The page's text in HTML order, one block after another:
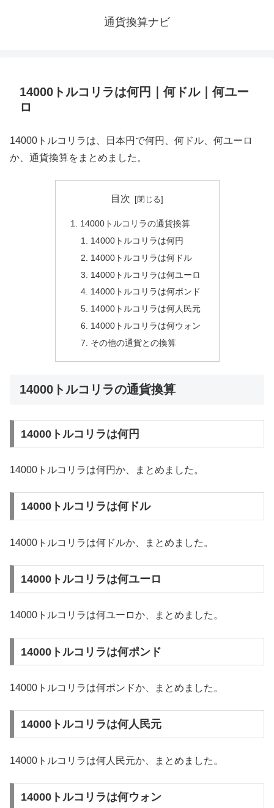
通貨換算ナビ
14000トルコリラは何円｜何ドル｜何ユー
ロ
14000トルコリラは、日本円で何円、何ドル、何ユーロ
か、通貨換算をまとめました。
目次
14000トルコリラの通貨換算
14000トルコリラは何円
14000トルコリラは何ドル
14000トルコリラは何ユーロ
14000トルコリラは何ポンド
14000トルコリラは何人民元
14000トルコリラは何ウォン
その他の通貨との換算
14000トルコリラの通貨換算
14000トルコリラは何円
14000トルコリラは何円か、まとめました。
14000トルコリラは何ドル
14000トルコリラは何ドルか、まとめました。
14000トルコリラは何ユーロ
14000トルコリラは何ユーロか、まとめました。
14000トルコリラは何ポンド
14000トルコリラは何ポンドか、まとめました。
14000トルコリラは何人民元
14000トルコリラは何人民元か、まとめました。
14000トルコリラは何ウォン